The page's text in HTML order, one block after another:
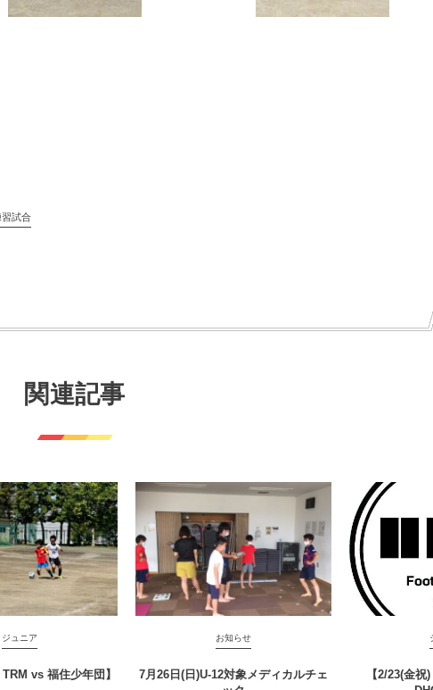
習試合
関連記事
ジュニア
TRM vs 福住少年団】
お知らせ
7月26日(日)U-12対象メディカルチェ
【2/23(金